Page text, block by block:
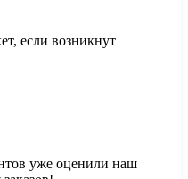
если возникнут
уже оценили наш